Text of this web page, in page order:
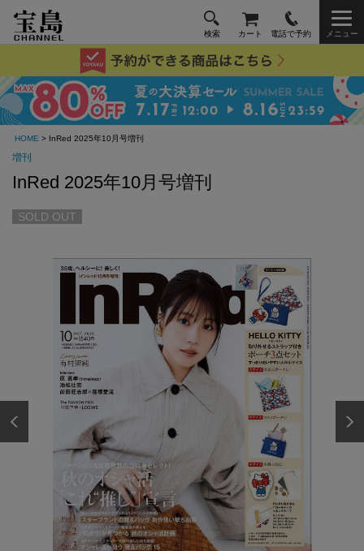
検索 カート 電話で予約 メニュー
HOME > InRed 2025年10月号増刊
増刊
InRed 2025年10月号増刊
SOLD OUT